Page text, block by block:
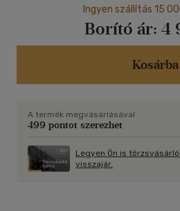
Ingyen szállítás 15
Borító ár: 4
Kosárba
A termék megvásárlásával
499 pontot szerezhet
Legyen Ön is
visszajár.